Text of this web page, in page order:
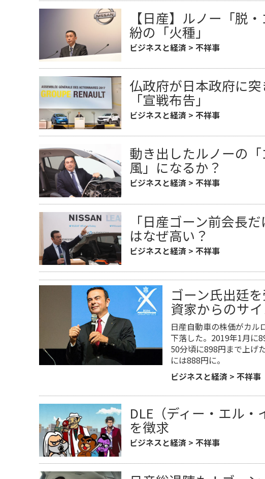
【日産】ルノー「脱
紛の「火種」
ビジネスと経済 >不祥事
仏政府が日本政府に
「宣戦布告」
ビジネスと経済 >不祥事
動き出したルノーの
風」になるか？
ビジネスと経済 >不祥事
「日産ゴーン前会長
はなぜ高い？
ビジネスと経済 >不祥事
ゴーン氏出廷
資家からのサイ
日産自動車の株価がカル
下落した。2019年1月に
50分頃に898円まで上げ
には888円に。
ビジネスと経済> 不祥事
DLE（ディー・エル
を徴求
ビジネスと経済 >不祥事